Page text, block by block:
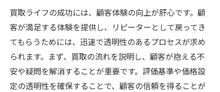
買取ライフの成功には、顧客体験の向上が肝心です。顧
客が満足する体験を提供し、リピーターとして戻ってき
てもらうためには、迅速で透明性のあるプロセスが求め
られます。まず、買取の流れを説明し、顧客が抱える不
安や疑問を解消することが重要です。評価基準や価格設
定の透明性を確保することで、顧客の信頼を得ることが